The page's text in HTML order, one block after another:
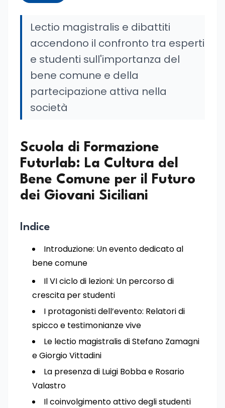
Lectio magistralis e dibattiti
accendono il confronto tra esperti
e studenti sull'importanza del
bene comune e della
partecipazione attiva nella
società
Scuola di Formazione
Futurlab: La Cultura del
Bene Comune per il Futuro
dei Giovani Siciliani
Indice
Introduzione: Un evento dedicato al
bene comune
Il VI ciclo di lezioni: Un percorso di
crescita per studenti
I protagonisti dell’evento: Relatori di
spicco e testimonianze vive
Le lectio magistralis di Stefano Zamagni
e Giorgio Vittadini
La presenza di Luigi Bobba e Rosario
Valastro
Il coinvolgimento attivo degli studenti